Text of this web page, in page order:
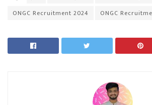
ONGC Recruitment 2024
ONGC